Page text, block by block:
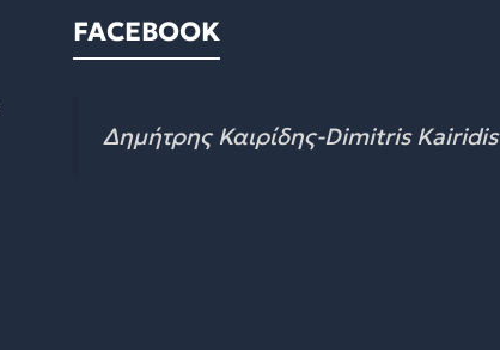
FACEBOOK
Δημήτρης Καιρίδης-Dimitris Kairidis